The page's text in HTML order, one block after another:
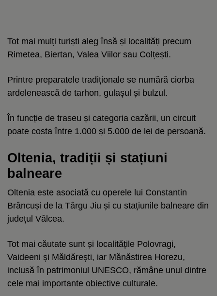
Tot mai mulți turiști aleg însă și localități precum
Rimetea, Biertan, Valea Viilor sau Colțești.
Printre preparatele tradiționale se numără ciorba
ardelenească de tarhon, gulașul și bulzul.
În funcție de traseu și categoria cazării, un circuit
poate costa între 1.000 și 5.000 de lei de persoană.
Oltenia, tradiții și stațiuni
balneare
Oltenia este asociată cu operele lui Constantin
Brâncuși de la Târgu Jiu și cu stațiunile balneare din
județul Vâlcea.
Tot mai căutate sunt și localitățile Polovragi,
Vaideeni și Măldărești, iar Mănăstirea Horezu,
inclusă în patrimoniul UNESCO, rămâne unul dintre
cele mai importante obiective culturale.